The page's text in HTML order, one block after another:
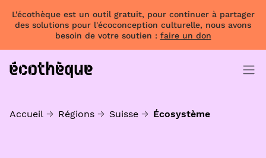
L'écothèque est un outil gratuit, pour continuer à partager
des solutions pour l'écoconception culturelle, nous avons
besoin de votre soutien : faire un don
Accueil Régions Suisse Écosystème